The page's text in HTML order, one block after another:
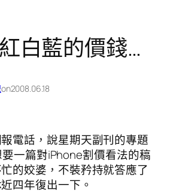
白藍的價錢…
on2008.06.18
電話，說星期天副刊的專題
一篇對iPhone割價看法的稿
的姣婆，不裝矜持就答應了
四年復出一下。